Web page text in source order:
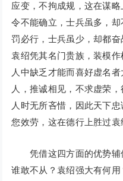
应变，不拘成规，这在谋
令不能确立，士兵虽多，
罚必行，士兵虽少，却都
袁绍凭其名门贵族，装模
人中缺乏才能而喜好虚名
人，推诚相见，不求虚荣
人时无所吝惜，因此天下
您效劳，这在德行上胜过袁
凭借这四方面的优势辅
谁敢不从？袁绍强大有何